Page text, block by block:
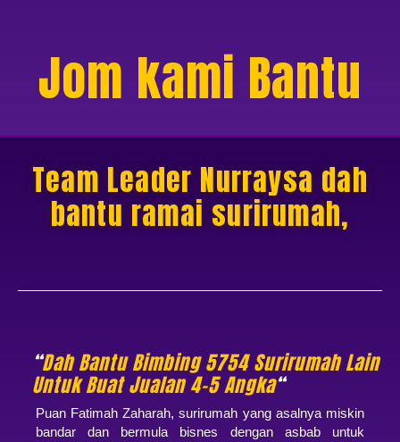
Jom kami Bantu
Team Leader Nurraysa dah
bantu ramai surirumah,
“Dah Bantu Bimbing 5754 Surirumah Lain
Untuk Buat Jualan 4-5 Angka“
Puan Fatimah Zaharah, surirumah yang asalnya miskin
bandar dan bermula bisnes dengan asbab untuk